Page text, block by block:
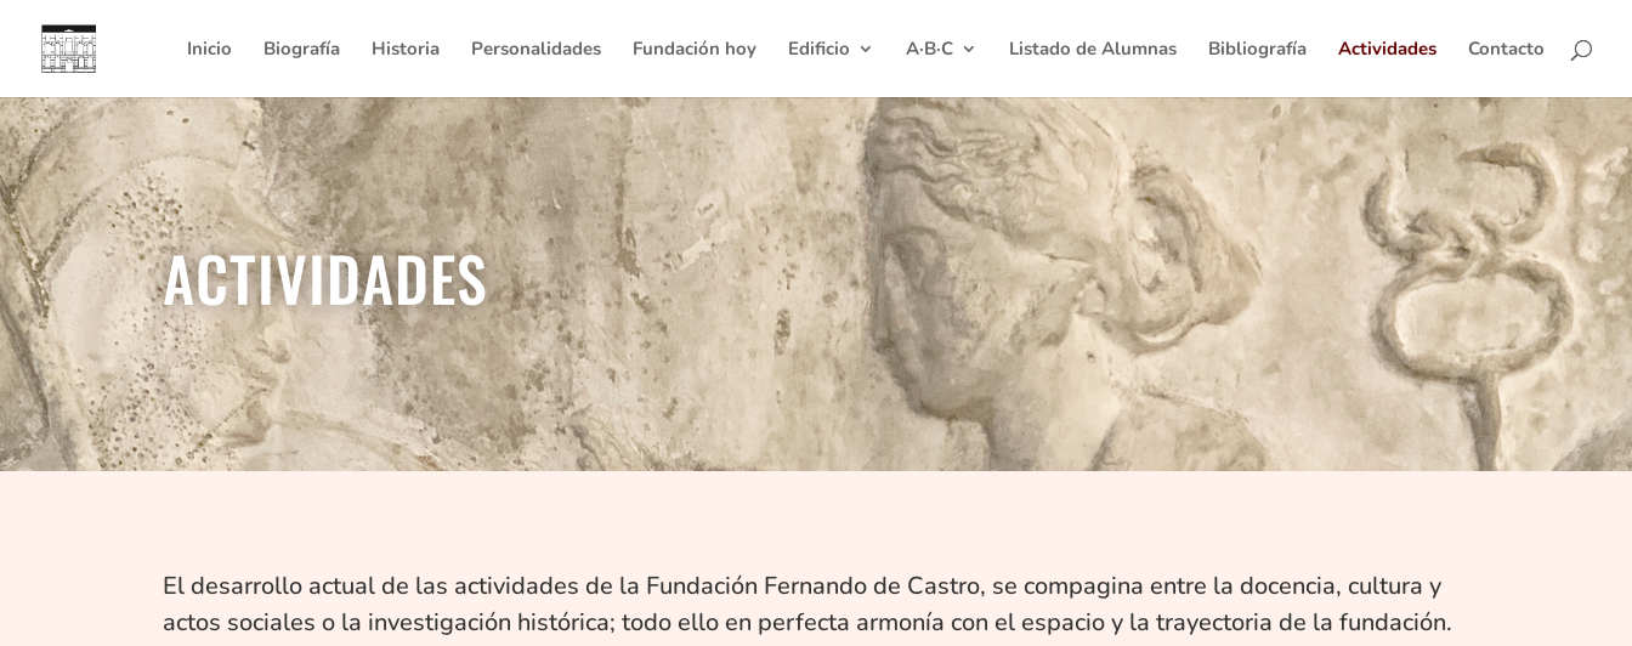
Inicio Biografía Historia Personalidades Fundación hoy Edificio A·B·C Listado de Alumnas Bibliografía Actividades Contacto
ACTIVIDADES
El desarrollo actual de las actividades de la Fundación Fernando de Castro, se compagina entre la docencia, cultura y
actos sociales o la investigación histórica; todo ello en perfecta armonía con el espacio y la trayectoria de la fundación.